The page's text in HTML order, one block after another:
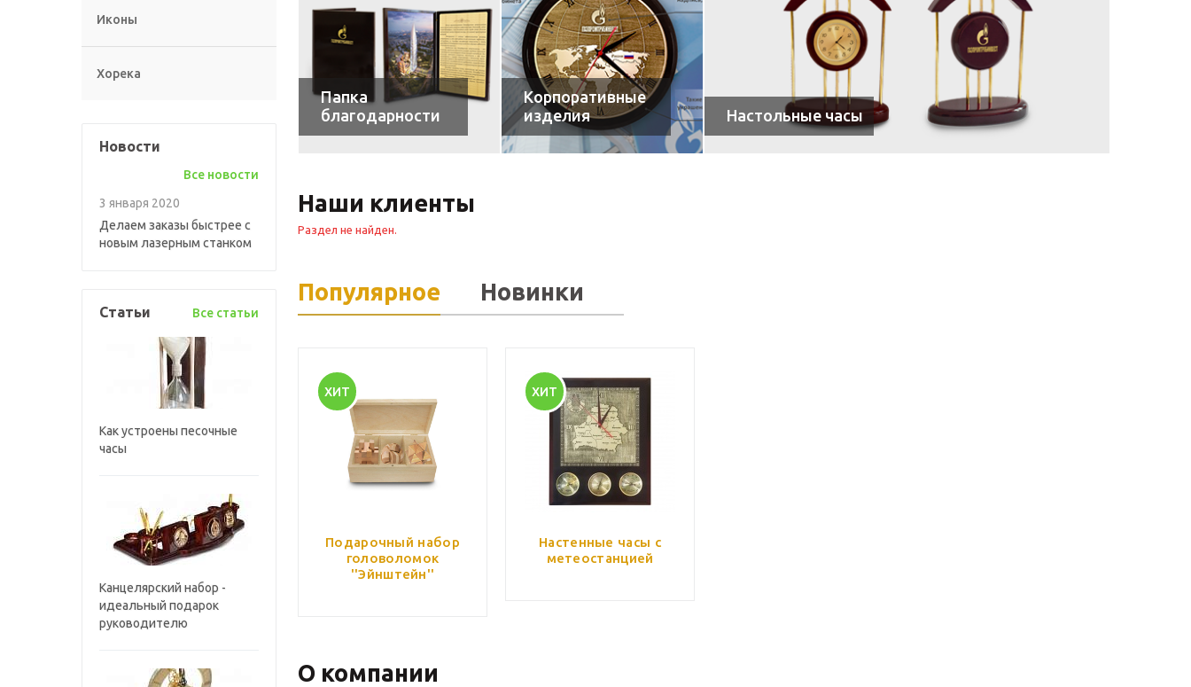
Иконы
Хорека
Новости
Все новости
3 января 2020
Делаем заказы быстрее с
новым лазерным станком
Статьи Все статьи
Как устроены песочные
часы
Канцелярский набор -
идеальный подарок
руководителю
Папка
благодарности
Корпоративные
изделия
Настольные часы
Наши клиенты
Раздел не найден.
Популярное Новинки
ХИТ
Подарочный набор
головоломок
''Эйнштейн''
ХИТ
Настенные часы с
метеостанцией
О компании